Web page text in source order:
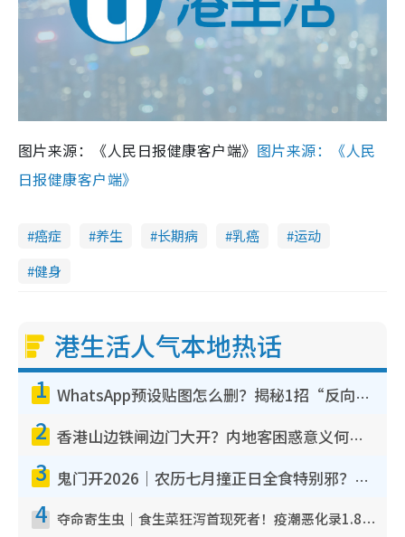
图片来源：《人民日报健康客户端》 图片来源：《人民
日报健康客户端》
癌症 养生 长期病 乳癌
运动
健身
港生活人气本地热话
1 WhatsApp预设贴图怎么删？揭秘1招“反向操作”还原简洁界面 附3步实测教程
2 香港山边铁闸边门大开？内地客困惑意义何在！网友神回复：这种叫法理性防御
3 鬼门开2026｜农历七月撞正日全食特别邪？专家警告切忌做一事！揭4大禁忌+2招保平安
4 夺命寄生虫｜食生菜狂泻首现死者！疫潮恶化录1.8万宗病例 揭洗菜3大谬误